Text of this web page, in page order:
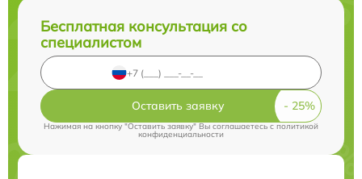
Бесплатная консультация со
специалистом
Оставить заявку
Нажимая на кнопку "Оставить заявку" Вы соглашаетесь cполитикой
конфиденциальности